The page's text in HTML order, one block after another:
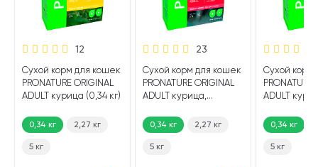
12
Сухой корм для кошек
PRONATURE ORIGINAL
ADULT курица (0,34 кг)
0,34 кг 2,27 кг
5 кг
23
Сухой корм для кошек
PRONATURE ORIGINAL
ADULT курица,
0,34 кг 2,27 кг
5 кг
Сухой корм
PRONATURE
ADULT
0,34 кг
5 кг